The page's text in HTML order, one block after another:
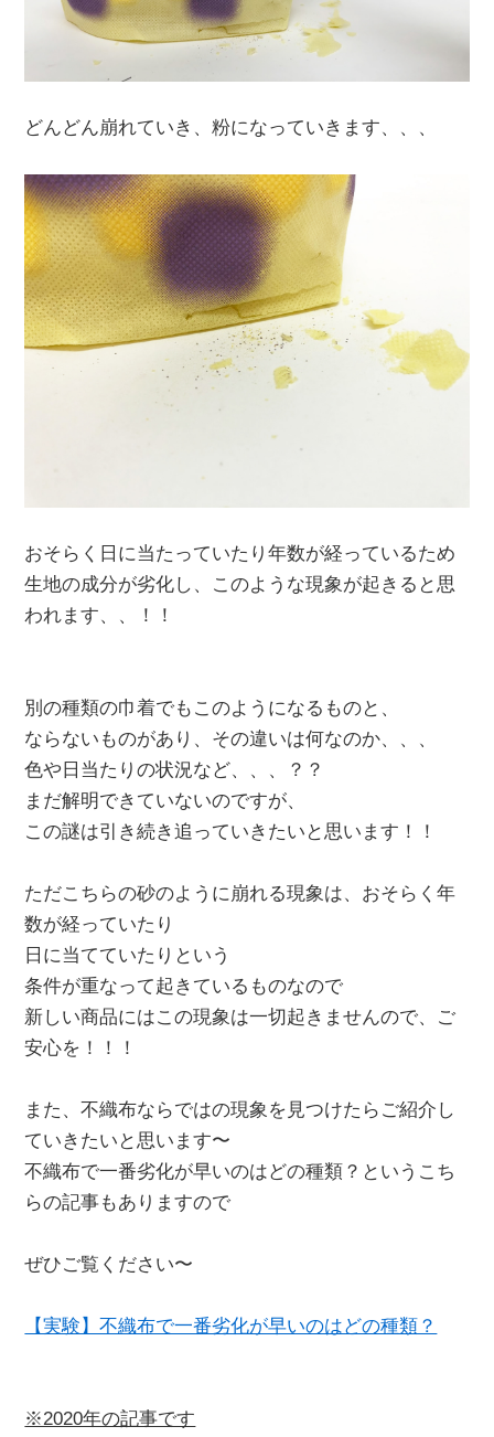
どんどん崩れていき、粉になっていきます、、、
おそらく日に当たっていたり年数が経っているため
生地の成分が劣化し、このような現象が起きると思
われます、、！！
別の種類の巾着でもこのようになるものと、
ならないものがあり、その違いは何なのか、、、
色や日当たりの状況など、、、？？
まだ解明できていないのですが、
この謎は引き続き追っていきたいと思います！！
ただこちらの砂のように崩れる現象は、おそらく年
数が経っていたり
日に当てていたりという
条件が重なって起きているものなので
新しい商品にはこの現象は一切起きませんので、ご
安心を！！！
また、不織布ならではの現象を見つけたらご紹介し
ていきたいと思います〜
不織布で一番劣化が早いのはどの種類？というこち
らの記事もありますので
ぜひご覧ください〜
【実験】不織布で一番劣化が早いのはどの種類？
※2020年の記事です